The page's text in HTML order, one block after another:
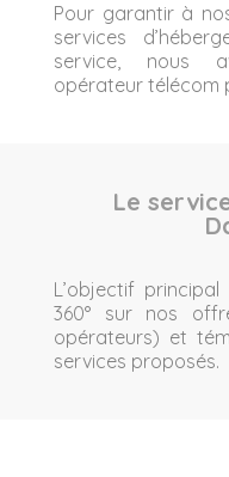
Pour garantir à
services
service, nous
opérateur télécom
Le
L’objectif
360° sur nos
opérateurs) et
services proposés.